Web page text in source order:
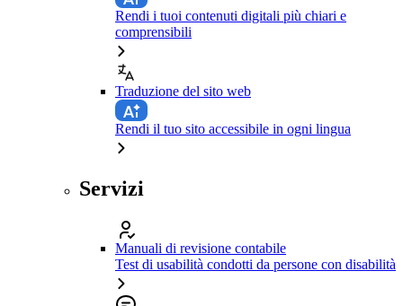
Rendi i tuoi contenuti digitali più chiari e
comprensibili
Traduzione del sito web
Rendi il tuo sito accessibile in ogni lingua
Servizi
Manuali di revisione contabile
Test di usabilità condotti da persone con disabilità